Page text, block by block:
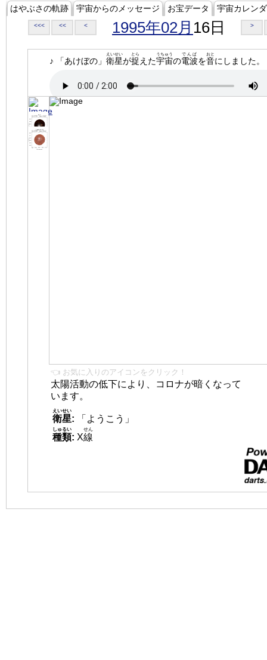
はやぶさの軌跡 宇宙からのメッセージ お宝データ 宇宙カレン
<<< << < 1995年02月 16日 >
♪ 「あけぼの」 衛星
えいせい
が捉
とら
えた宇宙
うちゅう
の電波
でんぱ
を音
おと
にしました。
👈 お気に入りのアイコンをクリック！
太陽活動の低下により、コロナが暗くなって
います。
衛星
えいせい
:
「ようこう」
種類
しゅるい
: X線
せん